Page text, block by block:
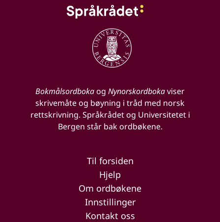
Bokmålsordbokaog Nynorskordbokaviser
skrivemåte og bøyning i tråd med norsk
rettskrivning. Språkrådet og Universitetet i
Bergen står bak ordbøkene.
Til forsiden
Hjelp
Om ordbøkene
Innstillinger
Kontakt oss